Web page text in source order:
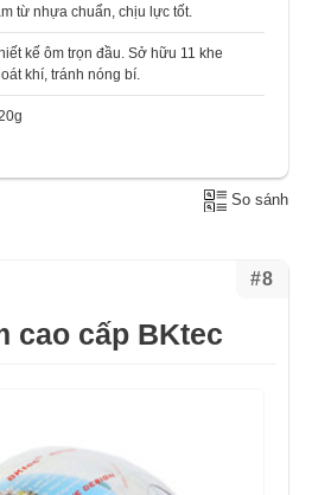
từ nhựa chuẩn, chịu lực tốt.
kế ôm trọn đầu. Sở hữu 11 khe
khí, tránh nóng bí.
So sánh
#8
cao cấp BKtec